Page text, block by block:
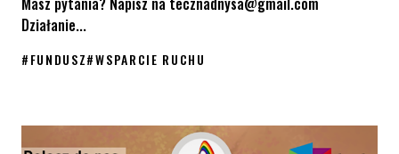
Działanie...
#FUNDUSZ#WSPARCIE RUCHU